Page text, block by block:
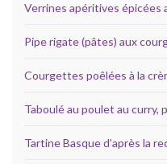
Verrines apéritives épicées
Pipe rigate (pâtes) aux
Courgettes poêlées à la
Taboulé au poulet au curry,
Tartine Basque d’après la